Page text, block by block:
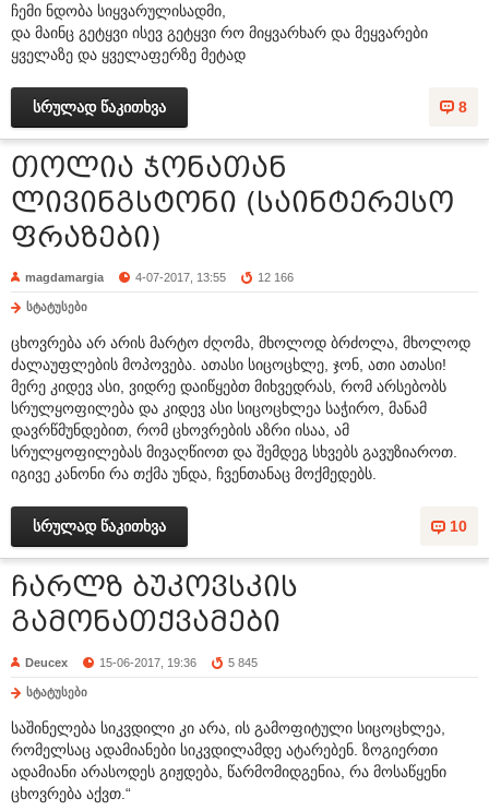
ჩემი ნდობა სიყვარულისადმი,
და მაინც გეტყვი ისევ გეტყვი რო მიყვარხარ და მეყვარები
ყველაზე და ყველაფერზე მეტად
8
სრულად წაკითხვა
თოლია ჯონათან
ლივინგსტონი (საინტერესო
ფრაზები)
magdamargia 4-07-2017, 13:55 12 166
სტატუსები
ცხოვრება არ არის მარტო ძღომა, მხოლოდ ბრძოლა, მხოლოდ
ძალაუფლების მოპოვება. ათასი სიცოცხლე, ჯონ, ათი ათასი!
მერე კიდევ ასი, ვიდრე დაიწყებთ მიხვედრას, რომ არსებობს
სრულყოფილება და კიდევ ასი სიცოცხლეა საჭირო, მანამ
დავრწმუნდებით, რომ ცხოვრების აზრი ისაა, ამ
სრულყოფილებას მივაღწიოთ და შემდეგ სხვებს გავუზიაროთ.
იგივე კანონი რა თქმა უნდა, ჩვენთანაც მოქმედებს.
10
სრულად წაკითხვა
ჩარლზ ბუკოვსკის
გამონათქვამები
Deucex 15-06-2017, 19:36 5 845
სტატუსები
საშინელება სიკვდილი კი არა, ის გამოფიტული სიცოცხლეა,
რომელსაც ადამიანები სიკვდილამდე ატარებენ. ზოგიერთი
ადამიანი არასოდეს გიჟდება, წარმომიდგენია, რა მოსაწყენი
ცხოვრება აქვთ.“